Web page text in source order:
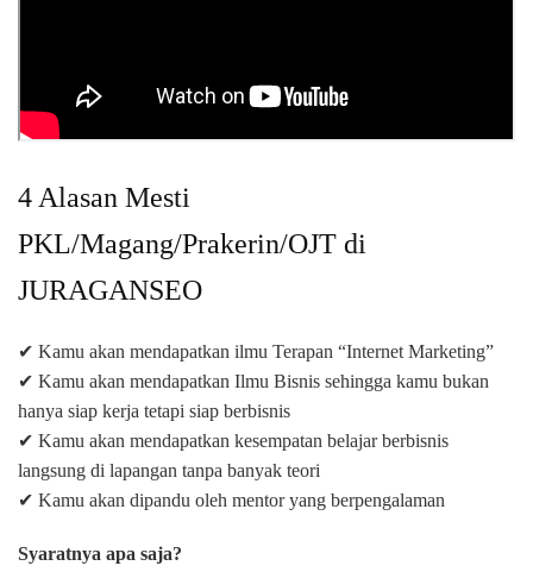
4 Alasan Mesti
PKL/Magang/Prakerin/OJT di
JURAGANSEO
✔ Kamu akan mendapatkan ilmu Terapan “Internet Marketing”
✔ Kamu akan mendapatkan Ilmu Bisnis sehingga kamu bukan
hanya siap kerja tetapi siap berbisnis
✔ Kamu akan mendapatkan kesempatan belajar berbisnis
langsung di lapangan tanpa banyak teori
✔ Kamu akan dipandu oleh mentor yang berpengalaman
Syaratnya apa saja?